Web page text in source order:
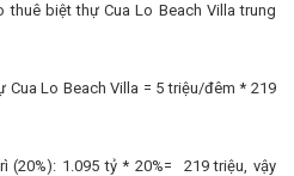
biệt thự Cua Lo Beach Villa trung
Lo Beach Villa = 5 triệu/đêm * 219
(20%): 1.095 tỷ * 20%= 219 triệu, vậy